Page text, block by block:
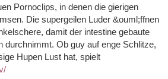
Pornoclips, in denen die gierigen
Die supergeilen Luder &ouml;ffnen
damit der intestine gebaute
durchnimmt. Ob guy auf enge Schlitze,
Hupen Lust hat, spielt